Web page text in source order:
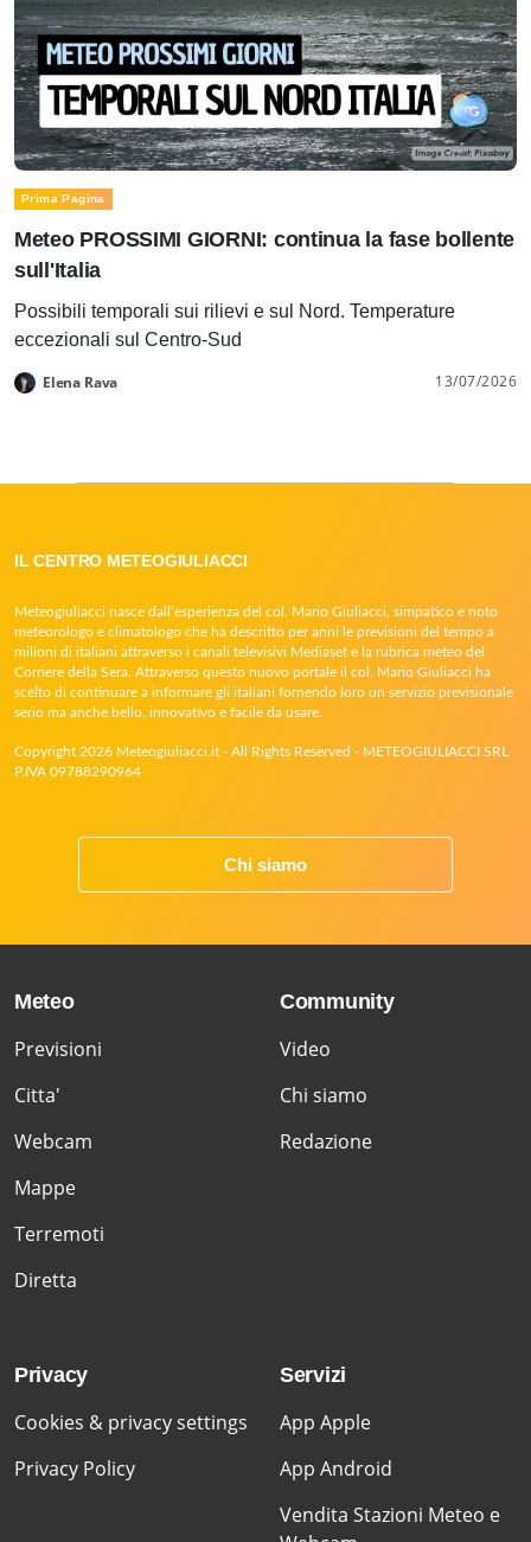
Prima Pagina
Meteo PROSSIMI GIORNI: continua la fase bollente
sull'Italia
Possibili temporali sui rilievi e sul Nord. Temperature
eccezionali sul Centro-Sud
Elena Rava 13/07/2026
IL CENTRO METEOGIULIACCI
Meteogiuliacci nasce dall’esperienza del col. Mario Giuliacci, simpatico e noto
meteorologo e climatologo che ha descritto per anni le previsioni del tempo a
milioni di italiani attraverso i canali televisivi Mediaset e la rubrica meteo del
Corriere della Sera. Attraverso questo nuovo portale il col. Mario Giuliacci ha
scelto di continuare a informare gli italiani fornendo loro un servizio previsionale
serio ma anche bello, innovativo e facile da usare.
Copyright 2026 Meteogiuliacci.it - All Rights Reserved - METEOGIULIACCI SRL
P.IVA 09788290964
Chi siamo
Meteo
Previsioni
Citta'
Webcam
Mappe
Terremoti
Diretta
Community
Video
Chi siamo
Redazione
Privacy
Cookies & privacy settings
Privacy Policy
Servizi
App Apple
App Android
Vendita Stazioni Meteo e